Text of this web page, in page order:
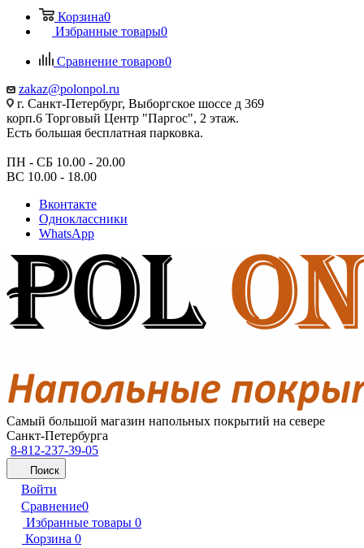
Корзина0
Избранные товары0
Сравнение товаров0
zakaz@polonpol.ru
г. Санкт-Петербург, Выборгское шоссе д 369
корп.6 Торговый Центр "Паргос", 2 этаж.
Есть большая бесплатная парковка.
ПН - СБ 10.00 - 20.00
ВС 10.00 - 18.00
Вконтакте
Одноклассники
WhatsApp
Самый большой магазин напольных покрытий на севере
Санкт-Петербурга
8-812-237-39-05
Поиск
Войти
Сравнение0
Избранные товары 0
Корзина 0